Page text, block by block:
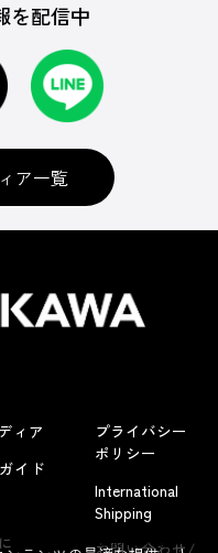
よくあるお問い合わせ
を配信中
ア一覧
ィア
イド
プライバシー
ポリシー
International
Shipping